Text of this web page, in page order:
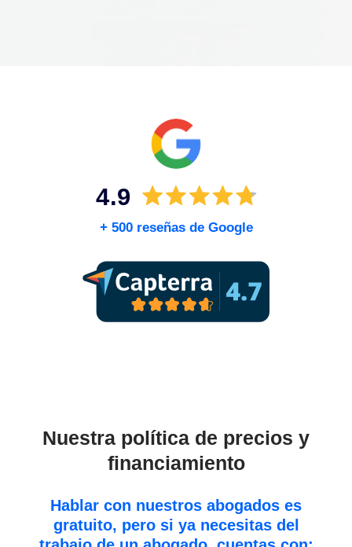
+ 500 reseñas de Google
Nuestra política de precios y